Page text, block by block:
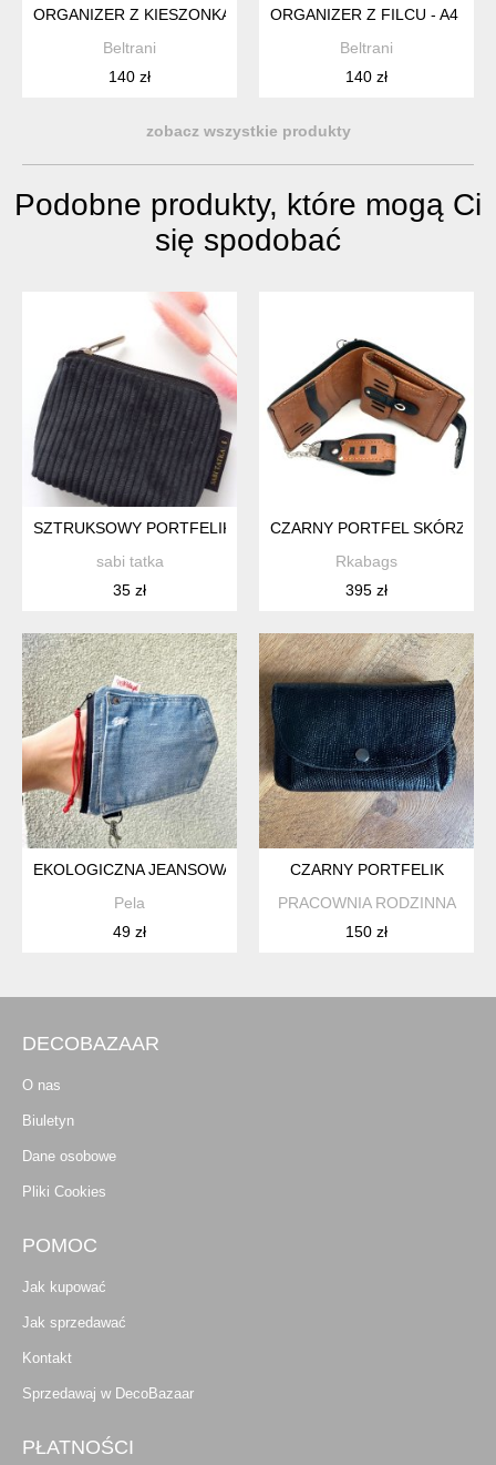
ORGANIZER Z KIESZONKAMI DO TOREBKI - BEŻOWY
Beltrani
140 zł
ORGANIZER Z FILCU - A4 -
Beltrani
140 zł
zobacz wszystkie produkty
Podobne produkty, które mogą Ci
się spodobać
SZTRUKSOWY PORTFELIK CARD HOLDER CZARNY
sabi tatka
35 zł
CZARNY PORTFEL
Rkabags
395 zł
EKOLOGICZNA JEANSOWA MINI PORTMONETKA - BRELOK
Pela
49 zł
CZARNY PORTFELIK
PRACOWNIA RODZINNA
150 zł
DECOBAZAAR
O nas
Biuletyn
Dane osobowe
Pliki Cookies
POMOC
Jak kupować
Jak sprzedawać
Kontakt
Sprzedawaj w DecoBazaar
PŁATNOŚCI